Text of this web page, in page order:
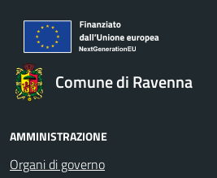
Comune di Ravenna
AMMINISTRAZIONE
Organi di governo